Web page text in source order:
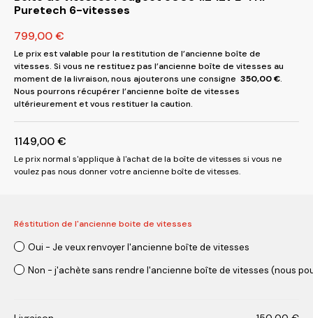
Puretech 6-vitesses
799,00€
Le prix est valable pour la restitution de l’ancienne boîte de
vitesses. Si vous ne restituez pas l’ancienne boîte de vitesses au
moment de la livraison, nous ajouterons une consigne 350,00€.
Nous pourrons récupérer l’ancienne boîte de vitesses
ultérieurement et vous restituer la caution.
1149,00€
Le prix normal s'applique à l'achat de la boîte de vitesses si vous ne
voulez pas nous donner votre ancienne boîte de vitesses.
Réstitution de l'ancienne boite de vitesses
Oui - Je veux renvoyer l'ancienne boîte de vitesses
Non - j'achète sans rendre l'ancienne boîte de vitesses (nous